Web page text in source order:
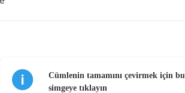
Cümlenin tamamını çevirmek için bu
simgeye tıklayın